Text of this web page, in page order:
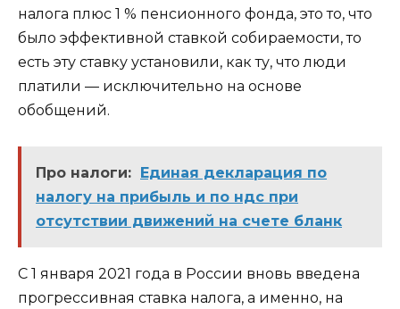
налога плюс 1 % пенсионного фонда, это то, что
было эффективной ставкой собираемости, то
есть эту ставку установили, как ту, что люди
платили — исключительно на основе
обобщений.
Про налоги:
Единая декларация по
налогу на прибыль и по ндс при
отсутствии движений на счете бланк
С 1 января 2021 года в России вновь введена
прогрессивная ставка налога, а именно, на